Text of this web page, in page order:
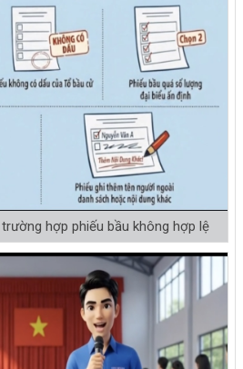
hợp phiếu bầu không hợp lệ